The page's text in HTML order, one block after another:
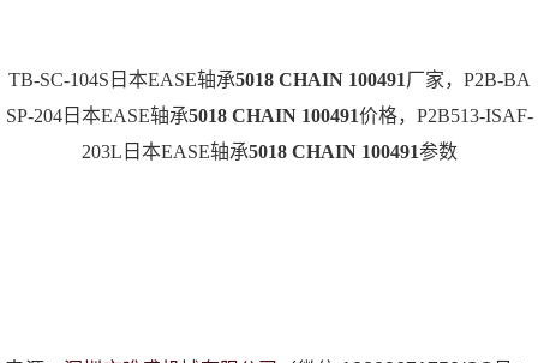
TB-SC-104S日本EASE轴承5018 CHAIN 100491厂家，P2B-BA
SP-204日本EASE轴承5018 CHAIN 100491价格，P2B513-ISAF-
203L日本EASE轴承5018 CHAIN 100491参数